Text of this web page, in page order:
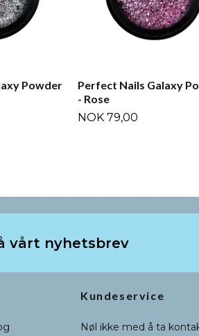
Powder
Perfect Nails Galaxy
- Rose
NOK 79,00
vårt nyhetsbrev
Kundeservice
Nøl ikke med å ta